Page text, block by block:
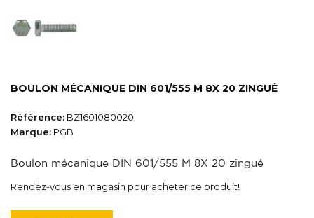
BOULON MÉCANIQUE DIN 601/555 M 8X 20 ZINGUÉ
Référence: BZ1601080020
Marque: PGB
Boulon mécanique DIN 601/555 M 8X 20 zingué
Rendez-vous en magasin pour acheter ce produit!